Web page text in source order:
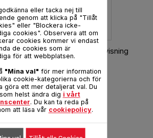
Hämta bruksanvisning
eller tacka nej till
genom att klicka på "Tillåt
eller "Blockera icke-
cookies". Observera att om
cookies kommer vi endast
de cookies som är
för att webbplatsen.
"Mina val" för mer information
cookie-kategorierna och för
göra ett mer detaljerat val. Du
helst ändra dig i vårt
. Du kan ta reda på
att läsa vår cookiepolicy.